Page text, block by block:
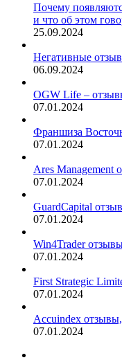
Почему
и что об этом
25.09.2024
Негативные
06.09.2024
OGW Life –
07.01.2024
Франшиза
07.01.2024
Ares Management
07.01.2024
GuardCapital
07.01.2024
Win4Trader
07.01.2024
First Strategic
07.01.2024
Accuindex
07.01.2024